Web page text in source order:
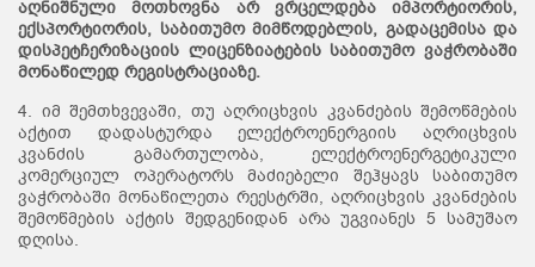
აღნიშნული მოთხოვნა არ ვრცელდება იმპორტიორის,
ექსპორტიორის, საბითუმო მიმწოდებლის, გადაცემისა და
დისპეტჩერიზაციის ლიცენზიატების საბითუმო ვაჭრობაში
მონაწილედ რეგისტრაციაზე.
4. იმ შემთხვევაში, თუ აღრიცხვის კვანძების შემოწმების
აქტით დადასტურდა ელექტროენერგიის აღრიცხვის
კვანძის გამართულობა, ელექტროენერგეტიკული
კომერციულ ოპერატორს მაძიებელი შეჰყავს საბითუმო
ვაჭრობაში მონაწილეთა რეესტრში, აღრიცხვის კვანძების
შემოწმების აქტის შედგენიდან არა უგვიანეს 5 სამუშაო
დღისა.